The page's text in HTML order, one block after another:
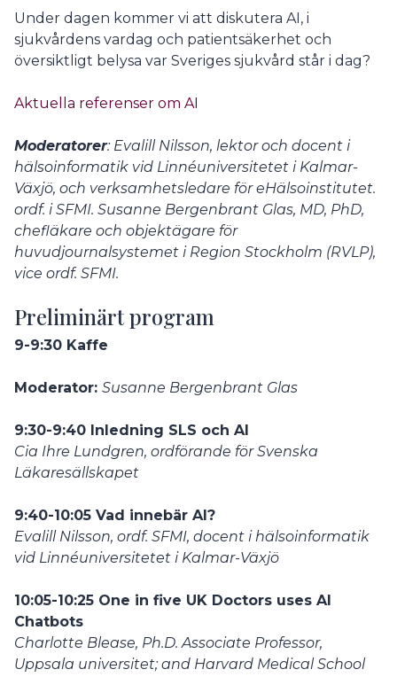
Under dagen kommer vi att diskutera AI, i
sjukvårdens vardag och patientsäkerhet och
översiktligt belysa var Sveriges sjukvård står i dag?
Aktuella referenser om AI
Moderatorer: Evalill Nilsson, lektor och docent i
hälsoinformatik vid Linnéuniversitetet i Kalmar-
Växjö, och verksamhetsledare för eHälsoinstitutet.
ordf. i SFMI. Susanne Bergenbrant Glas, MD, PhD,
chefläkare och objektägare för
huvudjournalsystemet i Region Stockholm (RVLP),
vice ordf. SFMI.
Preliminärt program
9-9:30 Kaffe
Moderator: Susanne Bergenbrant Glas
9:30-9:40 Inledning SLS och AI
Cia Ihre Lundgren, ordförande för Svenska
Läkaresällskapet
9:40-10:05 Vad innebär AI?
Evalill Nilsson, ordf. SFMI, docent i hälsoinformatik
vid Linnéuniversitetet i Kalmar-Växjö
10:05-10:25 One in five UK Doctors uses AI
Chatbots
Charlotte Blease, Ph.D. Associate Professor,
Uppsala universitet; and Harvard Medical School